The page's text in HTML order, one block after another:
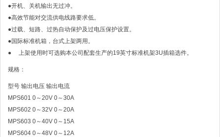
●开机、关机输出无过冲。
●高效节能对交流供电线路要求低。
●过载、短路、过热自动保护及过电压保护设置。
●国际标准机箱，台式上架两用。
● 上架使用时可选购本公司配套生产的19英寸标准机架3U插箱选件。
规格：
型号 输出电压 输出电流
MPS601 0～20V 0～30A
MPS602 0～32V 0～20A
MPS603 0～40V 0～15A
MPS604 0～48V 0～12A